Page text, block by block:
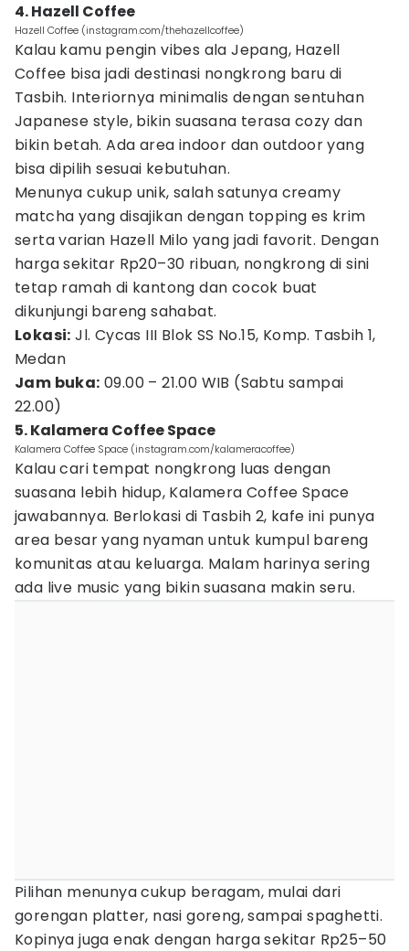
4. Hazell Coffee
Hazell Coffee (instagram.com/thehazellcoffee)
Kalau kamu pengin vibes ala Jepang, Hazell
Coffee bisa jadi destinasi nongkrong baru di
Tasbih. Interiornya minimalis dengan sentuhan
Japanese style, bikin suasana terasa cozy dan
bikin betah. Ada area indoor dan outdoor yang
bisa dipilih sesuai kebutuhan.
Menunya cukup unik, salah satunya creamy
matcha yang disajikan dengan topping es krim
serta varian Hazell Milo yang jadi favorit. Dengan
harga sekitar Rp20–30 ribuan, nongkrong di sini
tetap ramah di kantong dan cocok buat
dikunjungi bareng sahabat.
Lokasi: Jl. Cycas III Blok SS No.15, Komp. Tasbih 1,
Medan
Jam buka: 09.00 – 21.00 WIB (Sabtu sampai
22.00)
5. Kalamera Coffee Space
Kalamera Coffee Space (instagram.com/kalameracoffee)
Kalau cari tempat nongkrong luas dengan
suasana lebih hidup, Kalamera Coffee Space
jawabannya. Berlokasi di Tasbih 2, kafe ini punya
area besar yang nyaman untuk kumpul bareng
komunitas atau keluarga. Malam harinya sering
ada live music yang bikin suasana makin seru.
Pilihan menunya cukup beragam, mulai dari
gorengan platter, nasi goreng, sampai spaghetti.
Kopinya juga enak dengan harga sekitar Rp25–50